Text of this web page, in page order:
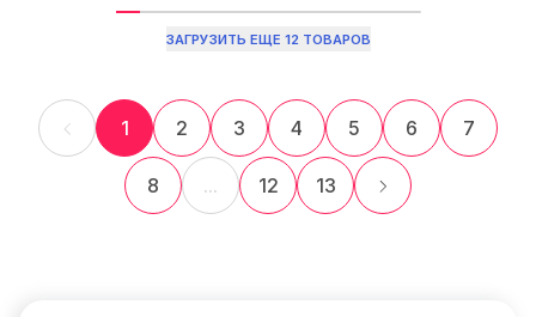
ЗАГРУЗИТЬ ЕЩЕ 12 ТОВАРОВ
1 2 3 4 5 6 7
8 ... 12 13